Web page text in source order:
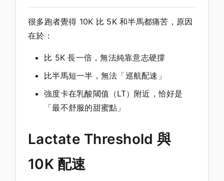
很多跑者覺得 10K 比 5K 和半馬都痛苦，原因
在於：
比 5K 長一倍，無法純靠意志硬撐
比半馬短一半，無法「巡航配速」
強度卡在乳酸閾值（LT）附近，恰好是
「最不舒服的甜蜜點」
Lactate Threshold 與
10K 配速